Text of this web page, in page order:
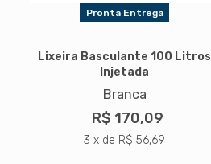
Pronta Entrega
Lixeira Basculante 100 Litros
Injetada
Branca
R$ 170,09
3 x de R$ 56,69